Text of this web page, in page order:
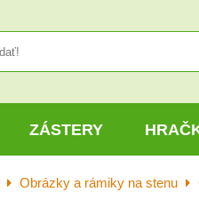
ZÁSTERY
Obrázky a rámiky na stenu